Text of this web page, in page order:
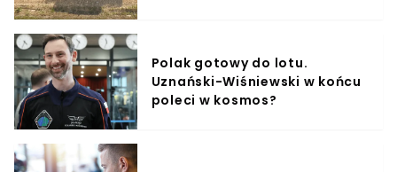
Polak gotowy do lotu.
Uznański-Wiśniewski w końcu
poleci w kosmos?